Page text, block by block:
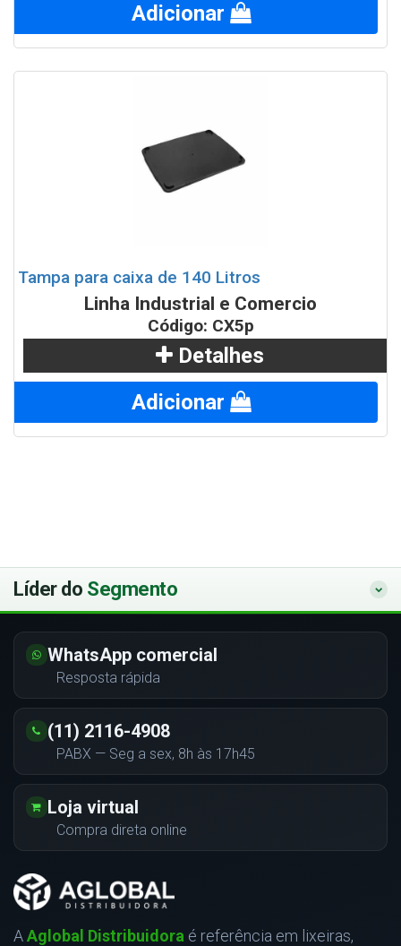
Adicionar
Tampa para caixa de 140 Litros
Linha Industrial e Comercio
Código: CX5p
Detalhes
Adicionar
Líder do Segmento
WhatsApp comercial
Resposta rápida
(11) 2116-4908
PABX — Seg a sex, 8h às 17h45
Loja virtual
Compra direta online
AAglobal Distribuidora é referência em lixeiras,